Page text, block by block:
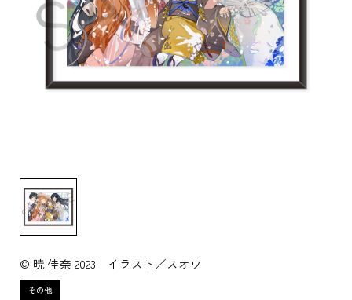
© 暁 佳奈 2023 イラスト／スオウ